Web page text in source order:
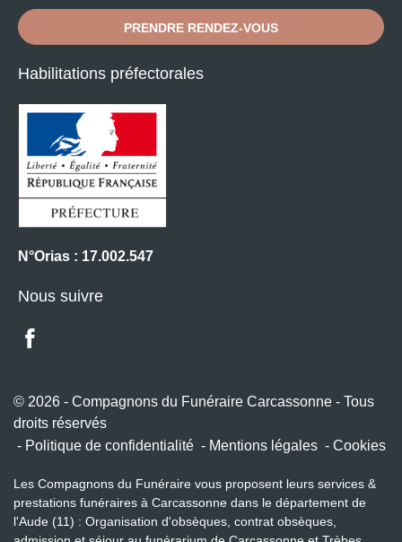
PRENDRE RENDEZ-VOUS
Habilitations préfectorales
N°Orias : 17.002.547
Nous suivre
© 2026 - Compagnons du Funéraire Carcassonne - Tous
droits réservés
Politique de confidentialité
Mentions légales Cookies
Les Compagnons du Funéraire vous proposent leurs services &
prestations funéraires à Carcassonne dans le département de
l'Aude (11) : Organisation d'obsèques, contrat obsèques,